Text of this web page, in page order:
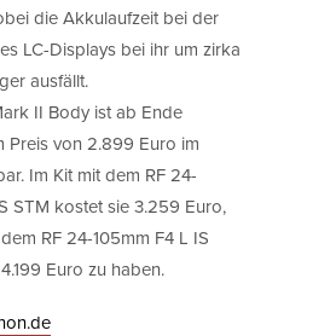
die Akkulaufzeit bei der
LC-Displays bei ihr um zirka
ausfällt.
II Body ist ab Ende
Preis von 2.899 Euro im
Im Kit mit dem RF 24-
STM kostet sie 3.259 Euro,
RF 24-105mm F4 L IS
Euro zu haben.